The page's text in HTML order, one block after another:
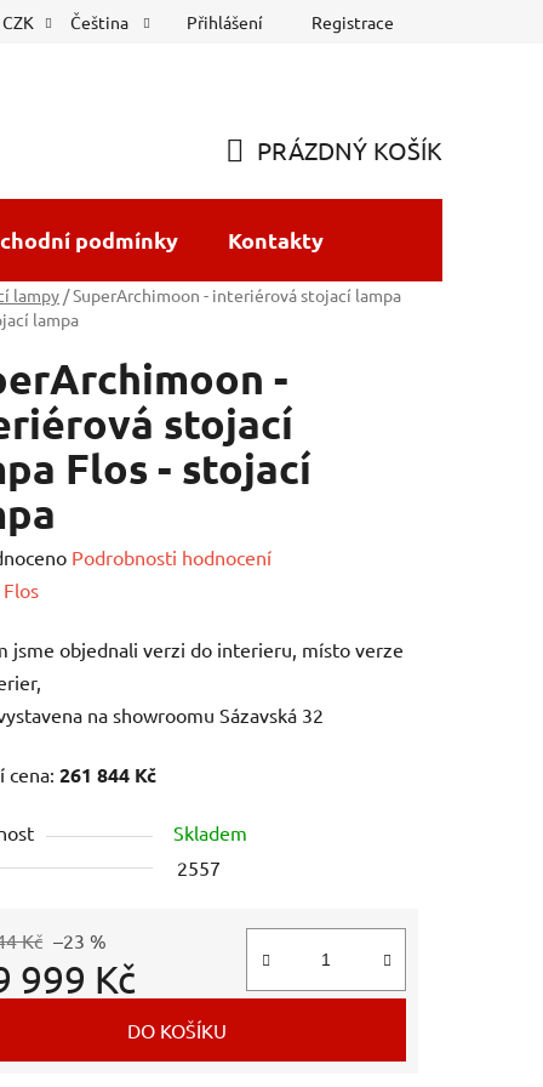
CZK Čeština Přihlášení Registrace
KOŠÍK
PRÁZDNÝ KOŠÍK
podmínky Kontakty
lampy /SuperArchimoon - interiérová stojací lampa
lampa
-
stojací
Flos - stojací
Podrobnosti hodnocení
Flos
jsme objednali verzi do interieru, místo verze
na showroomu Sázavská 32
cena: 261 844 Kč
Skladem
2557
Kč –23 %
999 Kč
DO KOŠÍKU